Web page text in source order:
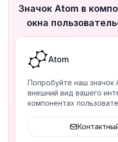
Значок Atom в
окна
Atom
Попробуйте наш значок
внешний вид вашего
компонентах